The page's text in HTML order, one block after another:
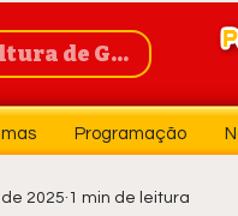
Guanambi
Programação
2025 1 min de leitura